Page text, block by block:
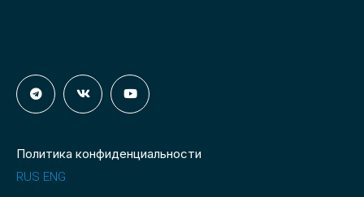
Политика конфиденциальности
RUS ENG